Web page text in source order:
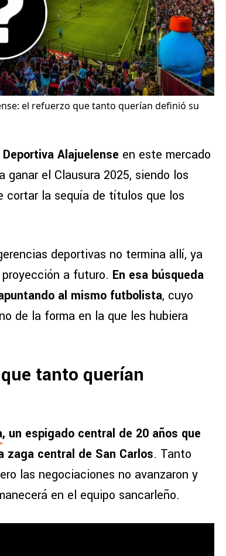
el refuerzo que tanto querían definió su
Alajuelense en este mercado
el Clausura 2025, siendo los
la sequía de títulos que los
deportivas no termina allí, ya
a futuro. En esa búsqueda
al mismo futbolista, cuyo
de la forma en la que les hubiera
tanto querían
, un espigado central de 20 años que
zaga central de San Carlos. Tanto
las negociaciones no avanzaron y
en el equipo sancarleño.